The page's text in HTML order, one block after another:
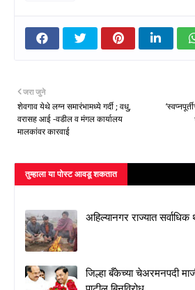
जरा जुने
शेवगाव येथे लग्न समारंभामध्ये गर्दी ; वधु,
वरासह आई -वडील व मंगल कार्यालय
मालकांवर कारवाई
तुम्‍हाला या पोस्‍ट आवडू शकतात
अहिल्यानगर राज्यात
जिल्हा बँकेच्या चेअरमनपदी